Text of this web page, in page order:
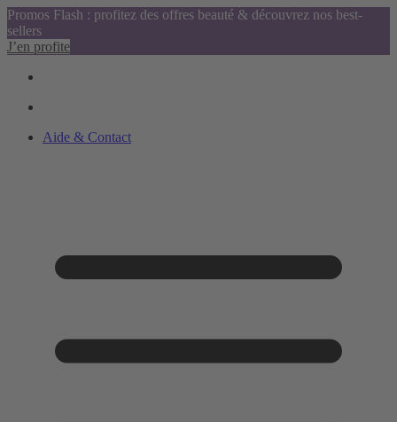
Promos Flash : profitez des offres beauté & découvrez nos best-
sellers
J’en profite
Aide & Contact